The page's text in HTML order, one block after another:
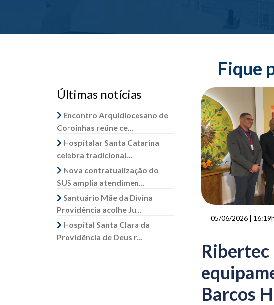
Fique
Últimas notícias
Encontro Arquidiocesano de
Coroinhas reúne ce...
Hospitalar Santa Catarina
celebra tradicional...
Nova contratualização do
SUS amplia atendimen...
Santuário Mãe da Divina
Providência acolhe Ju...
Hospital Santa Clara da
Providência de Deus r...
05/06/2026 | 16:19h
Barcos